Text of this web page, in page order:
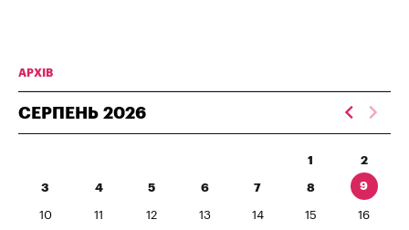
АРХІВ
СЕРПЕНЬ 2026
1 2
3 4 5 6 7 8 9
10 11 12 13 14 15 16